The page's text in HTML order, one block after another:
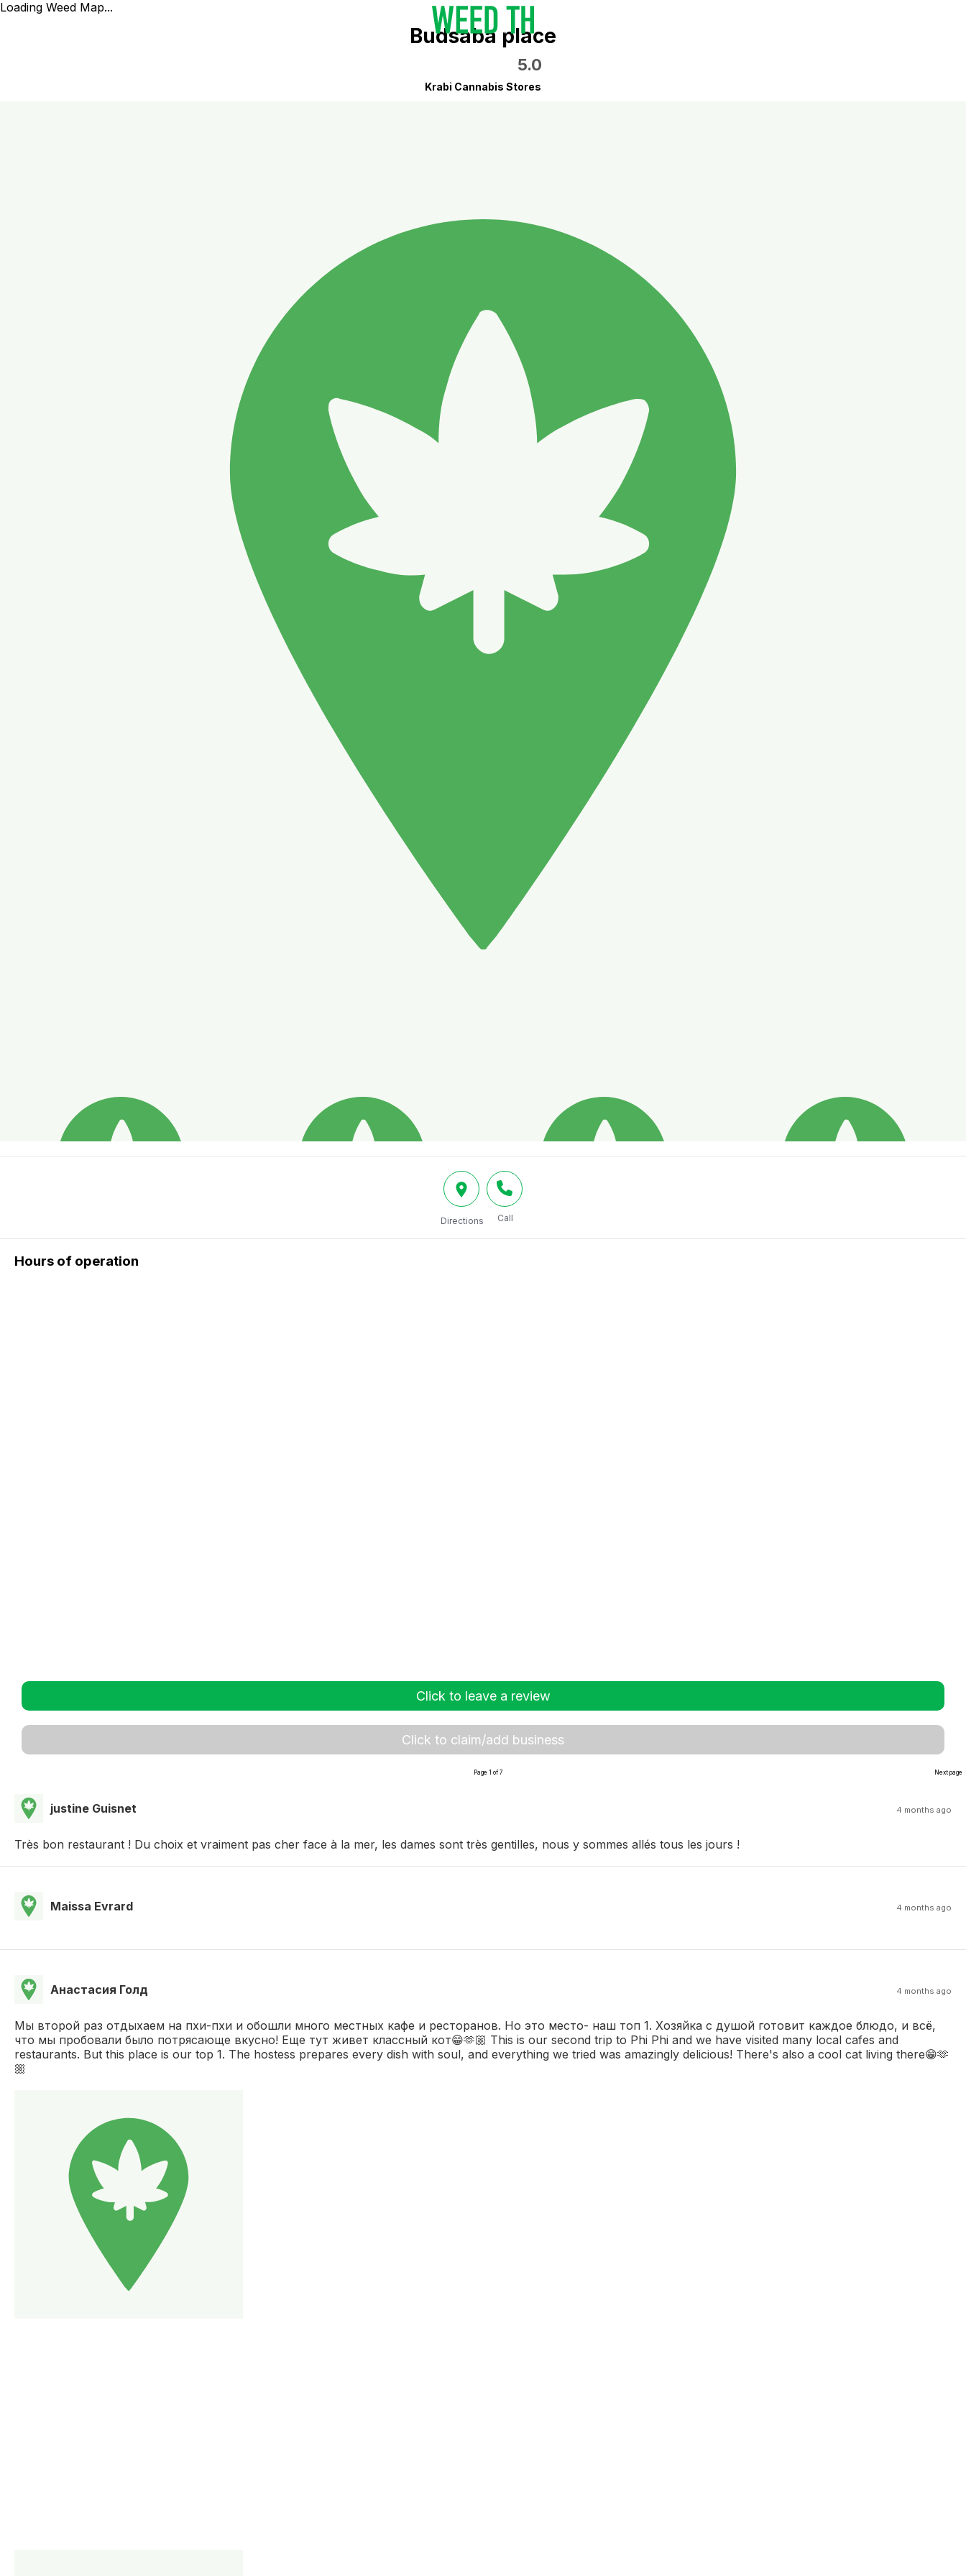
Loading Weed Map...
Budsaba place
5.0
Krabi Cannabis Stores
Directions Call
Hours of operation
Click to leave a review
Click to claim/add business
Page 1 of 7 Next page
justine Guisnet 4 months ago
Très bon restaurant ! Du choix et vraiment pas cher face à la mer, les dames sont très gentilles, nous y sommes allés tous les jours !
Maissa Evrard 4 months ago
Анастасия Голд 4 months ago
Мы второй раз отдыхаем на пхи-пхи и обошли много местных кафе и ресторанов. Но это место- наш топ 1. Хозяйка с душой готовит каждое блюдо, и всё,
что мы пробовали было потрясающе вкусно! Еще тут живет классный кот😁🫶🏼 This is our second trip to Phi Phi and we have visited many local cafes and
restaurants. But this place is our top 1. The hostess prepares every dish with soul, and everything we tried was amazingly delicious! There's also a cool cat living there😁🫶
🏼